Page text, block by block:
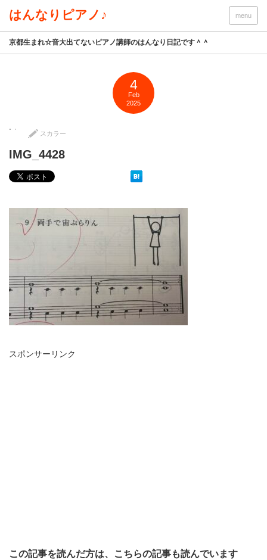
はんなりピアノ♪ menu
京都生まれ☆音大出てないピアノ講師のはんなり日記です＾＾
4
Feb
2025
スカラー
IMG_4428
スポンサーリンク
この記事を読んだ方は、こちらの記事も読んでいます